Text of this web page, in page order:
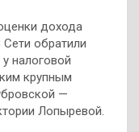
дохода
обратили
налоговой
крупным
—
Лопыревой.